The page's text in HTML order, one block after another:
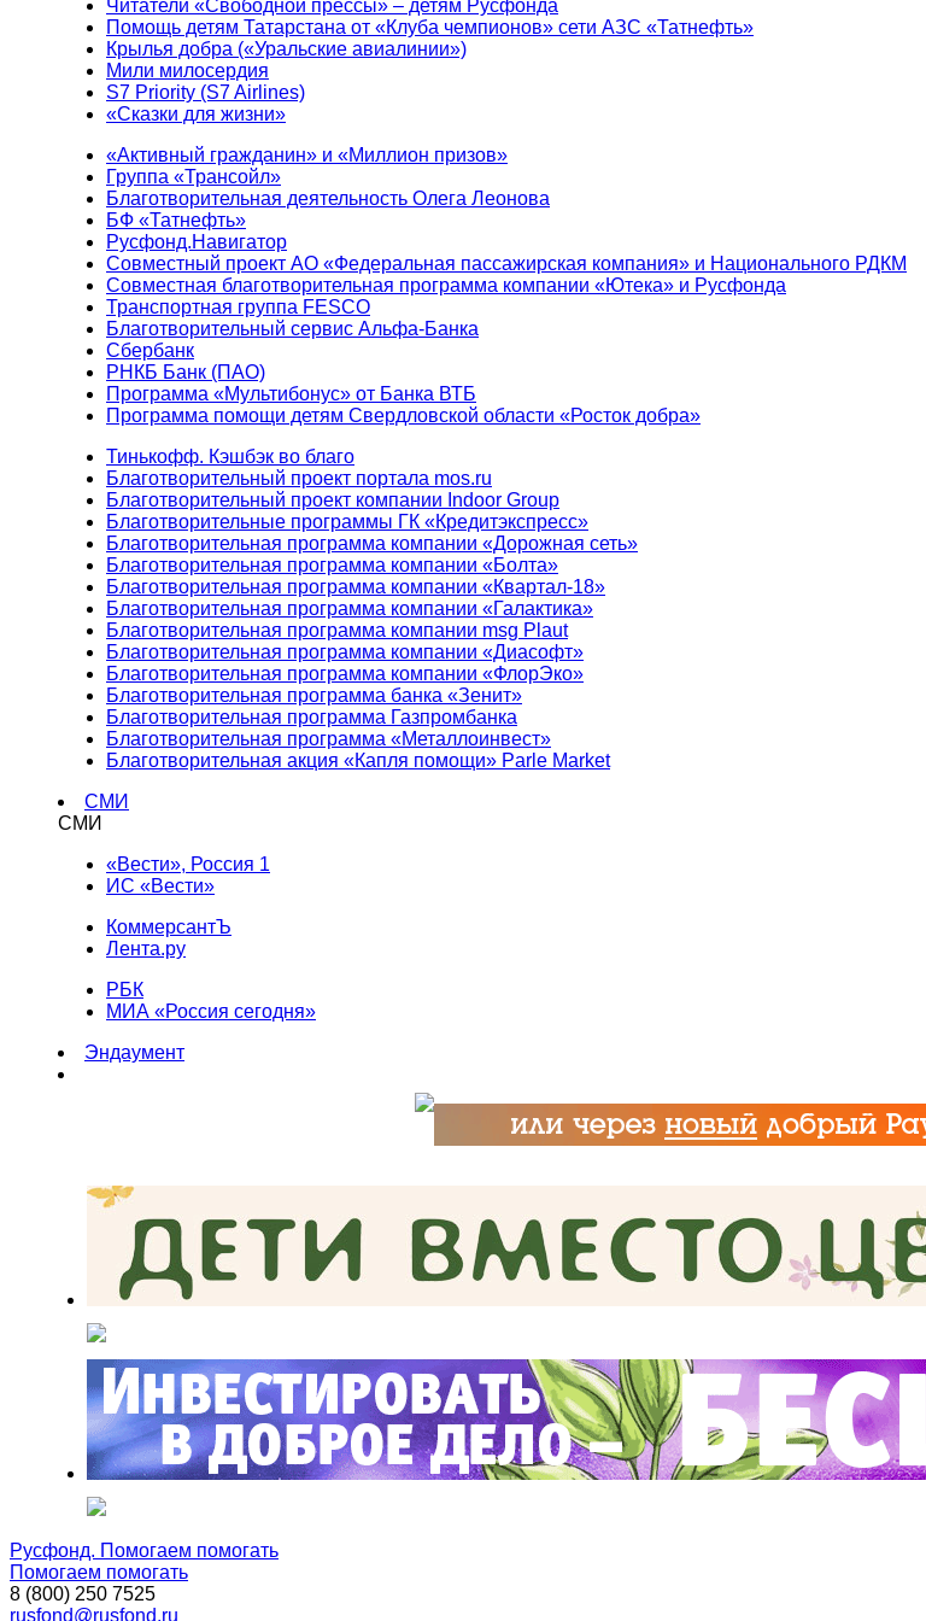
Читатели «Свободной прессы» – детям Русфонда
Помощь детям Татарстана от «Клуба чемпионов» сети АЗС «Татнефть»
Крылья добра («Уральские авиалинии»)
Мили милосердия
S7 Priority (S7 Airlines)
«Сказки для жизни»
«Активный гражданин» и «Миллион призов»
Группа «Трансойл»
Благотворительная деятельность Олега Леонова
БФ «Татнефть»
Русфонд.Навигатор
Совместный проект АО «Федеральная пассажирская компания» и Национального РДКМ
Совместная благотворительная программа компании «Ютека» и Русфонда
Транспортная группа FESCO
Благотворительный сервис Альфа-Банка
Сбербанк
РНКБ Банк (ПАО)
Программа «Мультибонус» от Банка ВТБ
Программа помощи детям Свердловской области «Росток добра»
Тинькофф. Кэшбэк во благо
Благотворительный проект портала mos.ru
Благотворительный проект компании Indoor Group
Благотворительные программы ГК «Кредитэкспресс»
Благотворительная программа компании «Дорожная сеть»
Благотворительная программа компании «Болта»
Благотворительная программа компании «Квартал-18»
Благотворительная программа компании «Галактика»
Благотворительная программа компании msg Plaut
Благотворительная программа компании «Диасофт»
Благотворительная программа компании «ФлорЭко»
Благотворительная программа банка «Зенит»
Благотворительная программа Газпромбанка
Благотворительная программа «Металлоинвест»
Благотворительная акция «Капля помощи» Parle Market
СМИ
СМИ
«Вести», Россия 1
ИС «Вести»
КоммерсантЪ
Лента.ру
РБК
МИА «Россия сегодня»
Эндаумент
Русфонд. Помогаем помогать
Помогаем помогать
8 (800) 250 7525
rusfond@rusfond.ru